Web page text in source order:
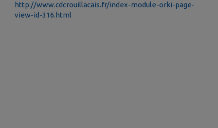
http://www.cdcrouillacais.fr/index-module-orki-page-
view-id-316.html